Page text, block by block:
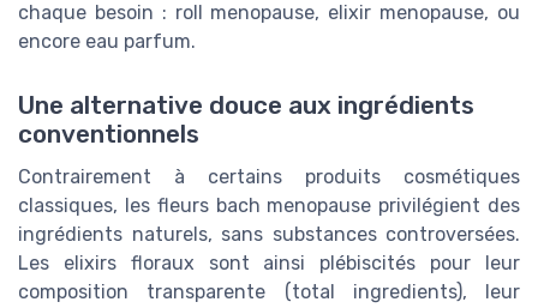
chaque besoin : roll menopause, elixir menopause, ou
encore eau parfum.
Une alternative douce aux ingrédients
conventionnels
Contrairement à certains produits cosmétiques
classiques, les fleurs bach menopause privilégient des
ingrédients naturels, sans substances controversées.
Les elixirs floraux sont ainsi plébiscités pour leur
composition transparente (total ingredients), leur